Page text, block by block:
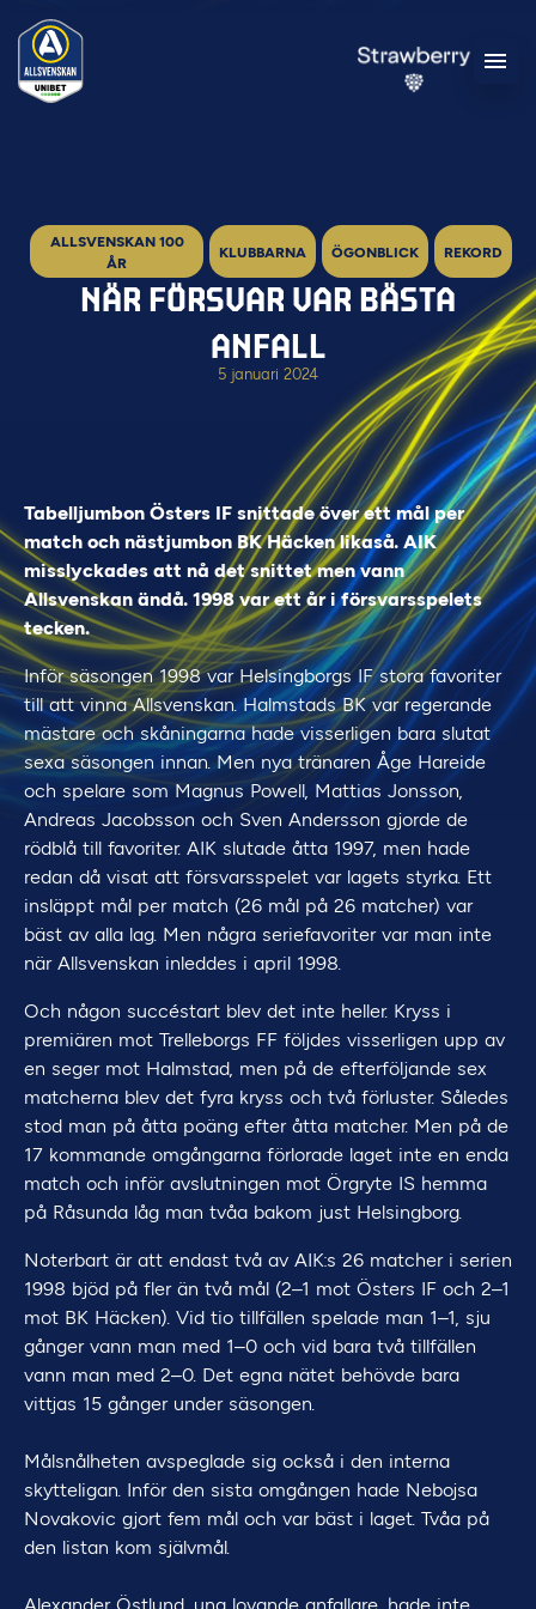
ALLSVENSKAN 100
ÅR
KLUBBARNA ÖGONBLICK REKORD
NÄR FÖRSVAR VAR BÄSTA
ANFALL
5 januari 2024
Tabelljumbon Östers IF snittade över ett mål per
match och nästjumbon BK Häcken likaså. AIK
misslyckades att nå det snittet men vann
Allsvenskan ändå. 1998 var ett år i försvarsspelets
tecken.
Inför säsongen 1998 var Helsingborgs IF stora favoriter
till att vinna Allsvenskan. Halmstads BK var regerande
mästare och skåningarna hade visserligen bara slutat
sexa säsongen innan. Men nya tränaren Åge Hareide
och spelare som Magnus Powell, Mattias Jonsson,
Andreas Jacobsson och Sven Andersson gjorde de
rödblå till favoriter. AIK slutade åtta 1997, men hade
redan då visat att försvarsspelet var lagets styrka. Ett
insläppt mål per match (26 mål på 26 matcher) var
bäst av alla lag. Men några seriefavoriter var man inte
när Allsvenskan inleddes i april 1998.
Och någon succéstart blev det inte heller. Kryss i
premiären mot Trelleborgs FF följdes visserligen upp av
en seger mot Halmstad, men på de efterföljande sex
matcherna blev det fyra kryss och två förluster. Således
stod man på åtta poäng efter åtta matcher. Men på de
17 kommande omgångarna förlorade laget inte en enda
match och inför avslutningen mot Örgryte IS hemma
på Råsunda låg man tvåa bakom just Helsingborg.
Noterbart är att endast två av AIK:s 26 matcher i serien
1998 bjöd på fler än två mål (2–1 mot Östers IF och 2–1
mot BK Häcken). Vid tio tillfällen spelade man 1–1, sju
gånger vann man med 1–0 och vid bara två tillfällen
vann man med 2–0. Det egna nätet behövde bara
vittjas 15 gånger under säsongen.
Målsnålheten avspeglade sig också i den interna
skytteligan. Inför den sista omgången hade Nebojsa
Novakovic gjort fem mål och var bäst i laget. Tvåa på
den listan kom självmål.